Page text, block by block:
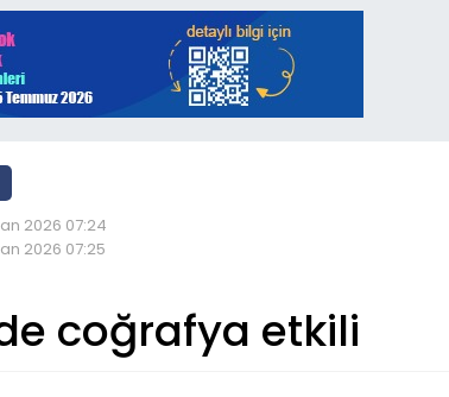
2026 07:24
2026 07:25
coğrafya etkili